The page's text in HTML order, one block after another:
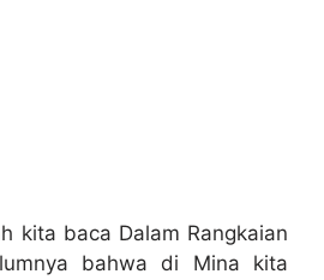
kita baca Dalam Rangkaian
bahwa di Mina kita